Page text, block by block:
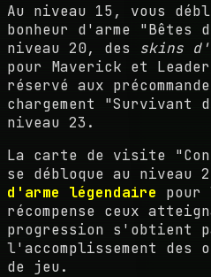
Au niveau 15, vous
bonheur d'arme
niveau 20, des skins
pour Maverick et
réservé aux
chargement
niveau 23.
La carte de visite
se débloque au
d'arme légendaire pour
récompense ceux
progression s'obtient
l'accomplissement
de jeu.